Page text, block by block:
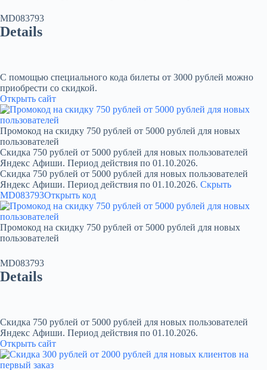
MD083793
Details
С помощью специального кода билеты от 3000 рублей можно
приобрести со скидкой.
Открыть сайт
Промокод на скидку 750 рублей от 5000 рублей для новых
пользователей
Скидка 750 рублей от 5000 рублей для новых пользователей
Яндекс Афиши. Период действия по 01.10.2026.
Скидка 750 рублей от 5000 рублей для новых пользователей
Яндекс Афиши. Период действия по 01.10.2026. Скрыть
MD083793Открыть код
Промокод на скидку 750 рублей от 5000 рублей для новых
пользователей
MD083793
Details
Скидка 750 рублей от 5000 рублей для новых пользователей
Яндекс Афиши. Период действия по 01.10.2026.
Открыть сайт